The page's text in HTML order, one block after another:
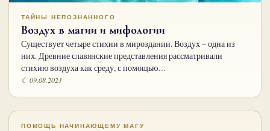
ТАЙНЫ НЕПОЗНАННОГО
Воздух в магии и мифологии
Существует четыре стихии в мироздании. Воздух – одна из
них. Древние славянские представления рассматривали
стихию воздуха как среду, с помощью…
☾ 09.08.2021
ПОМОЩЬ НАЧИНАЮЩЕМУ МАГУ